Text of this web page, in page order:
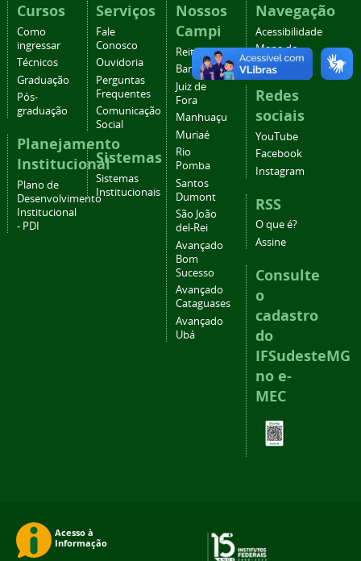
Cursos
Como
ingressar
Técnicos
Graduação
Pós-
graduação
Planejamento
Institucional
Plano de
Desenvolvimento
Institucional
- PDI
Serviços
Fale
Conosco
Ouvidoria
Perguntas
Frequentes
Comunicação
Social
Sistemas
Sistemas
Institucionais
Nossos
Campi
Reitoria
Barbacena
Juiz de
Fora
Manhuaçu
Muriaé
Rio
Pomba
Santos
Dumont
São João
del-Rei
Avançado
Bom
Sucesso
Avançado
Cataguases
Avançado
Ubá
Navegação
Acessibilidade
Mapa do
site
Redes
sociais
YouTube
Facebook
Instagram
RSS
O que é?
Assine
Consulte
o
cadastro
do
IFSudesteMG
no e-
MEC